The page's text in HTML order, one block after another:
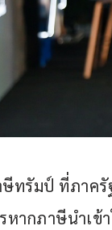
ทรัมป์ ที่ภาครั
หากภาษีนำเ